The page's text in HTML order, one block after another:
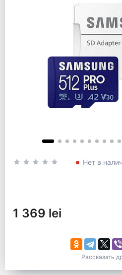
Нет в
1 369 lei
Рассказать